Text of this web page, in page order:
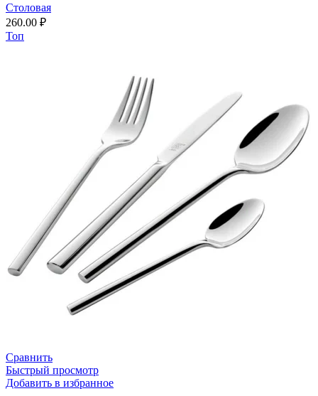
Столовая
260.00 ₽
Топ
Сравнить
Быстрый просмотр
Добавить в избранное